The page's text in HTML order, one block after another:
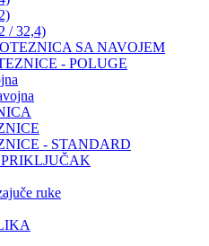
/ 32,4)
SA NAVOJEM
- POLUGE
- STANDARD
ruke